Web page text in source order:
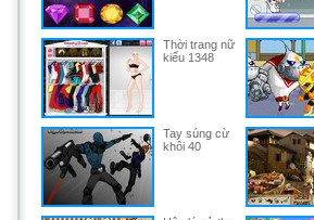
Thời trang nữ
kiểu 1348
Tay súng cừ
khôi 40